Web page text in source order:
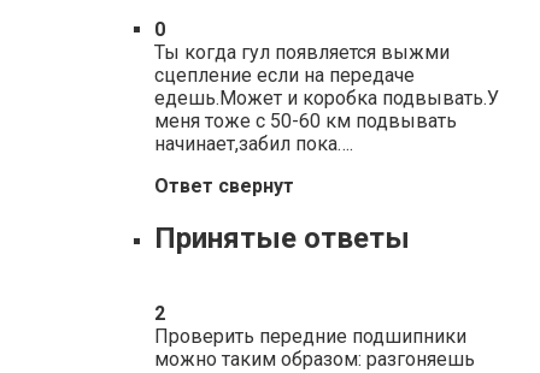
0
Ты когда гул появляется выжми
сцепление если на передаче
едешь.Может и коробка подвывать.У
меня тоже с 50-60 км подвывать
начинает,забил пока….
Ответ свернут
Принятые ответы
2
Проверить передние подшипники
можно таким образом: разгоняешь